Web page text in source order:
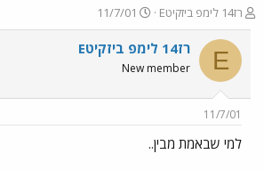
פ
ו
ת
ח
ה
ש
א
Eרז14 לימפ ביזקיט
פ
ו
ר
ם
11/7/01
E Eרז14 לימפ ביזקיט
New member
11/7/01
למי שבאמת מבין..